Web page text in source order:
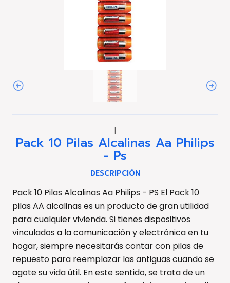
|
Pack 10 Pilas Alcalinas Aa Philips
- Ps
DESCRIPCIÓN
Pack 10 Pilas Alcalinas Aa Philips - PS El Pack 10
pilas AA alcalinas es un producto de gran utilidad
para cualquier vivienda. Si tienes dispositivos
vinculados a la comunicación y electrónica en tu
hogar, siempre necesitarás contar con pilas de
repuesto para reemplazar las antiguas cuando se
agote su vida útil. En este sentido, se trata de un